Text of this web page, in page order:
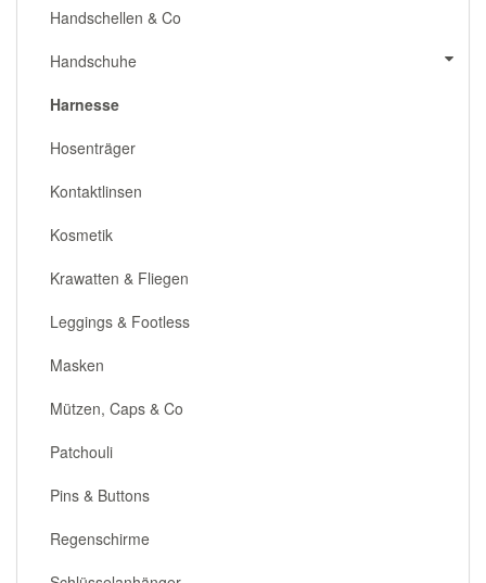
Handschellen & Co
Handschuhe
Harnesse
Hosenträger
Kontaktlinsen
Kosmetik
Krawatten & Fliegen
Leggings & Footless
Masken
Mützen, Caps & Co
Patchouli
Pins & Buttons
Regenschirme